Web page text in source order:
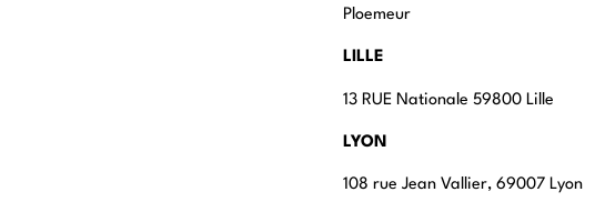
Ploemeur
LILLE
13 RUE Nationale 59800 Lille
LYON
108 rue Jean Vallier, 69007 Lyon